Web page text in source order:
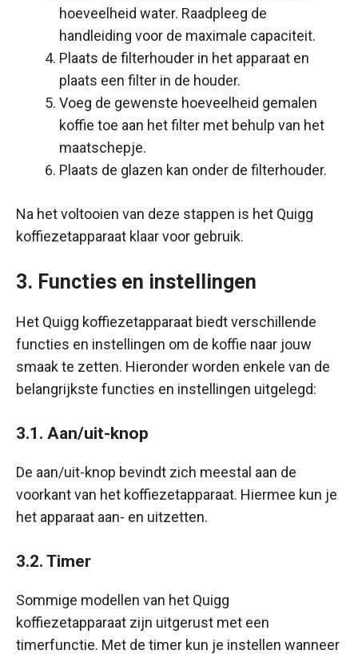
hoeveelheid water. Raadpleeg de
handleiding voor de maximale capaciteit.
Plaats de filterhouder in het apparaat en
plaats een filter in de houder.
Voeg de gewenste hoeveelheid gemalen
koffie toe aan het filter met behulp van het
maatschepje.
Plaats de glazen kan onder de filterhouder.
Na het voltooien van deze stappen is het Quigg
koffiezetapparaat klaar voor gebruik.
3. Functies en instellingen
Het Quigg koffiezetapparaat biedt verschillende
functies en instellingen om de koffie naar jouw
smaak te zetten. Hieronder worden enkele van de
belangrijkste functies en instellingen uitgelegd:
3.1. Aan/uit-knop
De aan/uit-knop bevindt zich meestal aan de
voorkant van het koffiezetapparaat. Hiermee kun je
het apparaat aan- en uitzetten.
3.2. Timer
Sommige modellen van het Quigg
koffiezetapparaat zijn uitgerust met een
timerfunctie. Met de timer kun je instellen wanneer